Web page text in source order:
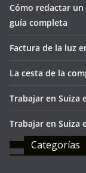
Cómo redactar un
guía completa
Factura de la luz
La cesta de la
Trabajar en Suiza
Trabajar en Suiza
Categorías